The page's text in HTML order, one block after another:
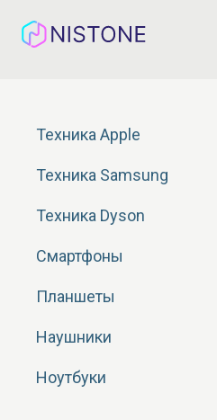
Техника Apple
Техника Samsung
Техника Dyson
Смартфоны
Планшеты
Наушники
Ноутбуки